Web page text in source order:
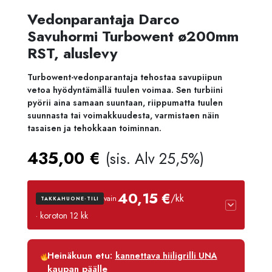
Vedonparantaja Darco
Savuhormi Turbowent ø200mm
RST, aluslevy
Turbowent-vedonparantaja tehostaa savupiipun
vetoa hyödyntämällä tuulen voimaa. Sen turbiini
pyörii aina samaan suuntaan, riippumatta tuulen
suunnasta tai voimakkuudesta, varmistaen näin
tasaisen ja tehokkaan toiminnan.
435,00 € (sis. Alv 25,5%)
TAKKAHUONE-TILI vain40,15 €/kk
· koroton 12 kk
Luottoaika
12 kk
Korko
Heinäkuun etu: kannettava hiiligrilli UNA
kaupan päälle